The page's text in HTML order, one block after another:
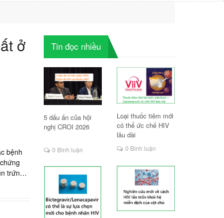
ở
bệnh
trứng
Tin đọc nhiều
5 dấu ấn của hội
nghị CROI 2026
0 Bình luận
Loại thuốc tiêm mới
có thể ức chế HIV
lâu dài
0 Bình luận